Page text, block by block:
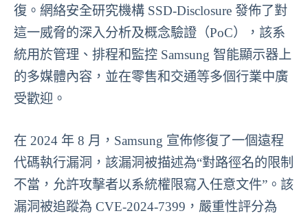
復。網絡安全研究機構 SSD-Disclosure 發佈了對
這一威脅的深入分析及概念驗證（PoC），該系
統用於管理、排程和監控 Samsung 智能顯示器上
的多媒體內容，並在零售和交通等多個行業中廣
受歡迎。
在 2024 年 8 月，Samsung 宣佈修復了一個遠程
代碼執行漏洞，該漏洞被描述為“對路徑名的限制
不當，允許攻擊者以系統權限寫入任意文件”。該
漏洞被追蹤為 CVE-2024-7399，嚴重性評分為